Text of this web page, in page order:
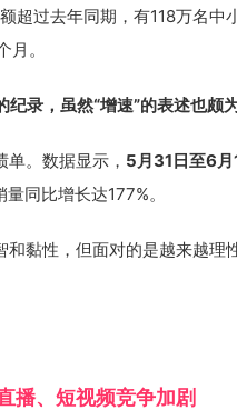
超过去年同期，有118万名中
。
录，虽然“增速”的表述也颇为
。数据显示， 5月31日至6
同比增长达177%。
黏性，但面对的是越来越理
播、短视频竞争加剧